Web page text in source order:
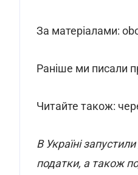
За матеріалами:
Раніше ми писали
Читайте також:
В Україні запустили
податки, а також